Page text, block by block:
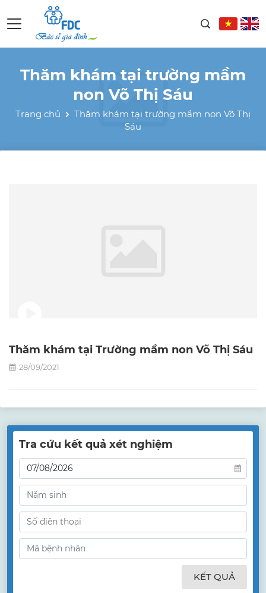
Thăm khám tại trường mầm
non Võ Thị Sáu
Trang chủ
Thăm khám tại trường mầm non Võ Thị
Sáu
Thăm khám tại Trường mầm non Võ Thị Sáu
28/09/2021
Tra cứu kết quả xét nghiệm
KẾT QUẢ